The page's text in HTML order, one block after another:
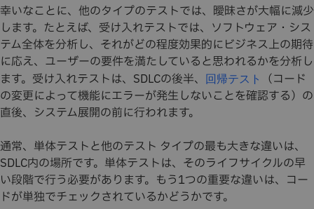
幸いなことに、他のタイプのテストでは、曖昧さが大幅に減少
します。たとえば、受け入れテストでは、ソフトウェア・シス
テム全体を分析し、それがどの程度効果的にビジネス上の期待
に応え、ユーザーの要件を満たしていると思われるかを分析し
ます。受け入れテストは、SDLCの後半、 回帰テスト
（コード
の変更によって機能にエラーが発生しないことを確認する）の
直後、システム展開の前に行われます。
通常、単体テストと他のテスト タイプの最も大きな違いは、
SDLC内の場所です。単体テストは、そのライフサイクルの早
い段階で行う必要があります。もう1つの重要な違いは、コー
ドが単独でチェックされているかどうかです。